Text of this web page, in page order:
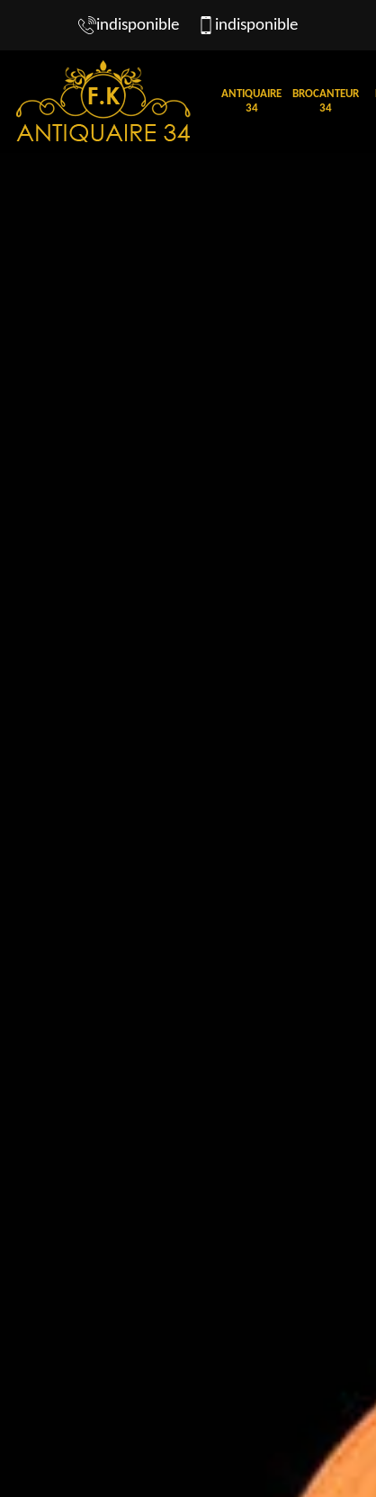
indisponible indisponible
ANTIQUAIRE
34
BROCANTEUR
34